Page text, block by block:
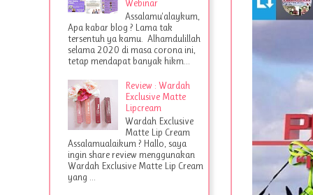
Webinar
Assalamu'alaykum,
Apa kabar blog ? Lama tak
tersentuh ya kamu. Alhamdulillah
selama 2020 di masa corona ini,
tetap mendapat banyak hikm...
Review : Wardah
Exclusive Matte
Lipcream
Wardah Exclusive
Matte Lip Cream
Assalamualaikum ? Hallo, saya
ingin share review menggunakan
Wardah Exclusive Matte Lip Cream
yang ...